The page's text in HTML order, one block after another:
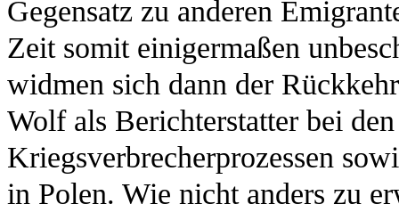
Gegensatz zu anderen
Zeit somit einigermaßen
widmen sich dann der
Wolf als Berichterstatter bei
Kriegsverbrecherprozessen
in Polen. Wie nicht anders zu